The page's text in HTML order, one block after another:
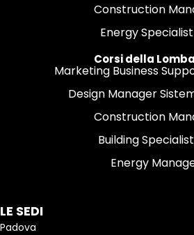
Construction
Energy
Corsi della
Marketing Business
Design Manager
Construction
Building
Energy
LE SEDI
Padova